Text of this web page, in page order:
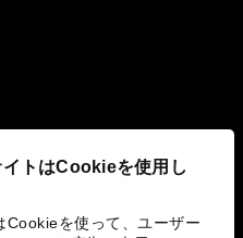
イトはCookieを使用し
Cookieを使って、ユーザー